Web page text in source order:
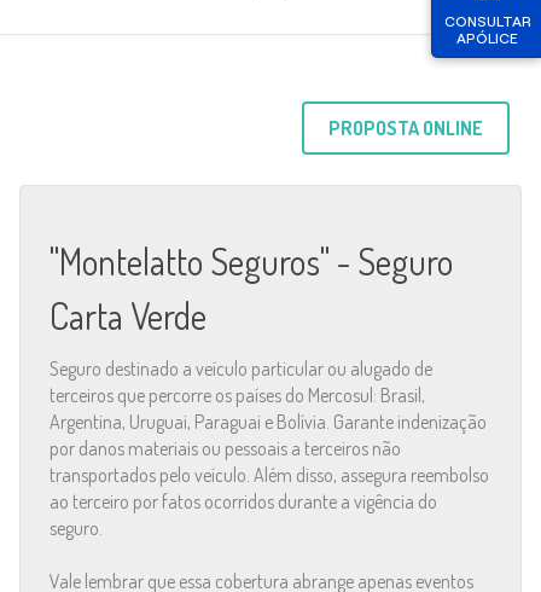
CONSULTAR
APÓLICE
PROPOSTA ONLINE
"Montelatto Seguros" - Seguro
Carta Verde
Seguro destinado a veículo particular ou alugado de
terceiros que percorre os países do Mercosul: Brasil,
Argentina, Uruguai, Paraguai e Bolívia. Garante indenização
por danos materiais ou pessoais a terceiros não
transportados pelo veículo. Além disso, assegura reembolso
ao terceiro por fatos ocorridos durante a vigência do
seguro.
Vale lembrar que essa cobertura abrange apenas eventos